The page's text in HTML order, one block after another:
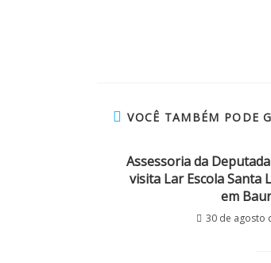
VOCÊ TAMBÉM PODE
Assessoria da
visita Lar Escola Santa
em
30 de agosto